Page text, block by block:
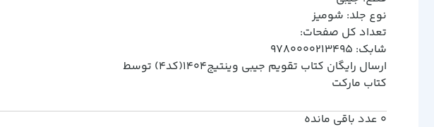
نوع جلد: شوميز
تعداد کل صفحات:
شابک: 9780000213495
ارسال رایگان کتاب تقويم جيبي وينتيج1404(كد4) توسط
کتاب مارکت
0 عدد باقی مانده